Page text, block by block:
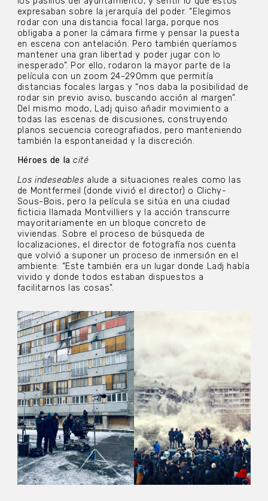
expresaban sobre la jerarquía del poder. “Elegimos
rodar con una distancia focal larga, porque nos
obligaba a poner la cámara firme y pensar la puesta
en escena con antelación. Pero también queríamos
mantener una gran libertad y poder jugar con lo
inesperado”. Por ello, rodaron la mayor parte de la
película con un zoom 24-290mm que permitía
distancias focales largas y “nos daba la posibilidad de
rodar sin previo aviso, buscando acción al margen”.
Del mismo modo, Ladj quiso añadir movimiento a
todas las escenas de discusiones, construyendo
planos secuencia coreografiados, pero manteniendo
también la espontaneidad y la discreción.
Héroes de lacité
Los indeseables alude a situaciones reales como las
de Montfermeil (donde vivió el director) o Clichy-
Sous-Bois, pero la película se sitúa en una ciudad
ficticia llamada Montvilliers y la acción transcurre
mayoritariamente en un bloque concreto de
viviendas. Sobre el proceso de búsqueda de
localizaciones, el director de fotografía nos cuenta
que volvió a suponer un proceso de inmersión en el
ambiente: “Este también era un lugar donde Ladj había
vivido y donde todos estaban dispuestos a
facilitarnos las cosas”.